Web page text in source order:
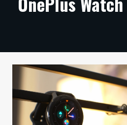
ARTIKKELIT
TECHBBS
HINTA.FI
KAUPPA